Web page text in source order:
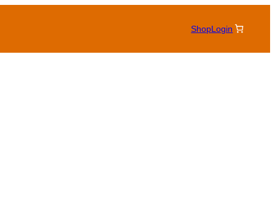
ShopLogin